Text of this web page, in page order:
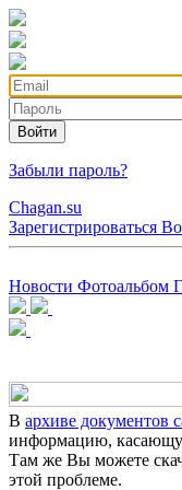
Войти
Забыли пароль?
Chagan.su
Зарегистрироваться
Новости Фотоальбом
В архиве документов
информацию,
Там же Вы можете
этой проблеме.